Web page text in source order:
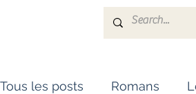
Tous les posts Romans